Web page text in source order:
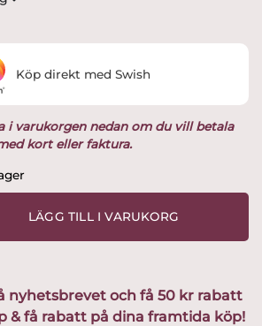
i varukorgen nedan om du vill betala
kort eller faktura.
LÄGG TILL I VARUKORG
Köp direkt med Swish
nyhetsbrevet och få 50 kr rabatt
& få rabatt på dina framtida köp!